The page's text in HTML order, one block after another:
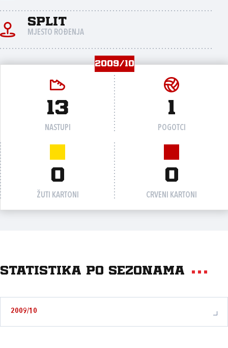
Split
MJESTO ROĐENJA
2009/10
13
NASTUPI
1
POGOTCI
0
ŽUTI KARTONI
0
CRVENI KARTONI
Statistika po sezonama
2009/10